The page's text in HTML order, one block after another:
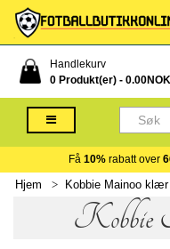
Handlekurv
0 Produkt(er) - 0.00NOK
Få 10% rabatt over
Hjem Kobbie Mainoo klær